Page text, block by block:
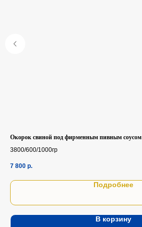
Окорок свиной под фирменным пивным соусом
3800/600/1000гр
7 800 р.
Подробнее
В корзину